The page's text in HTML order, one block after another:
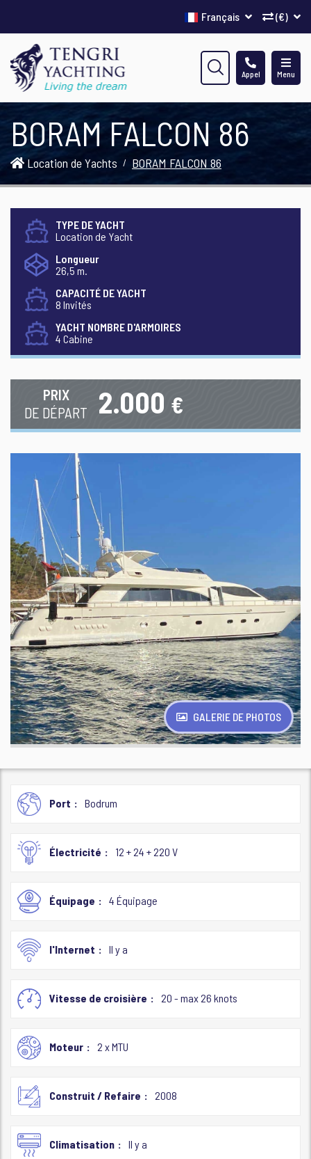
(€)
Français
Menu
Appel
BORAM FALCON 86
Location de Yachts BORAM FALCON 86
TYPE DE YACHT
Location de Yacht
Longueur
26,5 m.
CAPACITÉ DE YACHT
8 Invités
YACHT NOMBRE D'ARMOIRES
4 Cabine
PRIX
DE DÉPART
2.000 €
GALERIE DE PHOTOS
Port Bodrum
Électricité 12 + 24 + 220 V
Équipage 4 Équipage
l'Internet Il y a
Vitesse de croisière 20 - max 26 knots
Moteur 2 x MTU
Construit / Refaire 2008
Climatisation Il y a